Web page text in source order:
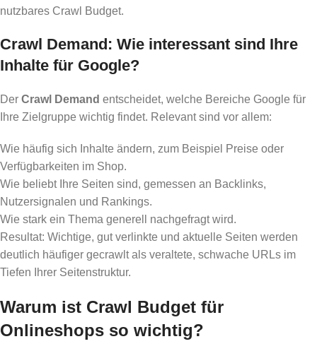
nutzbares Crawl Budget.
Crawl Demand: Wie interessant sind Ihre
Inhalte für Google?
Der Crawl Demand entscheidet, welche Bereiche Google für
Ihre Zielgruppe wichtig findet. Relevant sind vor allem:
Wie häufig sich Inhalte ändern, zum Beispiel Preise oder
Verfügbarkeiten im Shop.
Wie beliebt Ihre Seiten sind, gemessen an Backlinks,
Nutzersignalen und Rankings.
Wie stark ein Thema generell nachgefragt wird.
Resultat: Wichtige, gut verlinkte und aktuelle Seiten werden
deutlich häufiger gecrawlt als veraltete, schwache URLs im
Tiefen Ihrer Seitenstruktur.
Warum ist Crawl Budget für
Onlineshops so wichtig?